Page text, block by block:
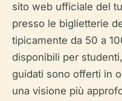
sito web ufficiale del
presso le biglietterie
tipicamente da 50 a
disponibili per
guidati sono offerti in
una visione più